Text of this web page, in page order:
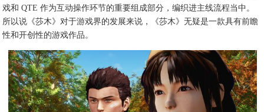
戏和 QTE 作为互动操作环节的重要组成部分，编织进主线流程当中。
所以说《莎木》对于游戏界的发展来说，《莎木》无疑是一款具有前瞻
性和开创性的游戏作品。